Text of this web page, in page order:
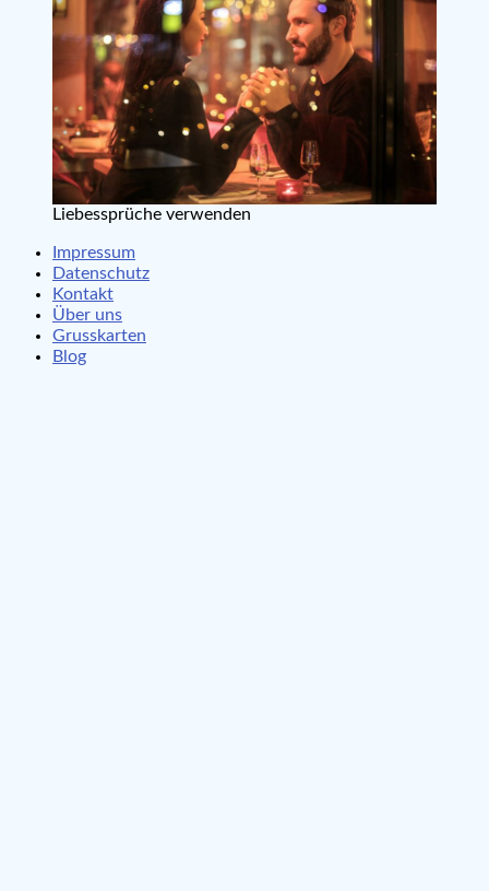
Liebessprüche verwenden
Impressum
Datenschutz
Kontakt
Über uns
Grusskarten
Blog